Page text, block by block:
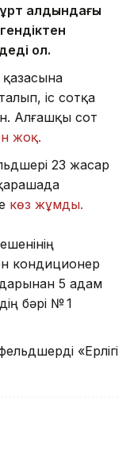
алдындағы
ол.
іс сотқа
Алғашқы сот
жоқ.
23 жасар
көз жұмды.
кондиционер
5 адам
бәрі № 1
«Ерлігі